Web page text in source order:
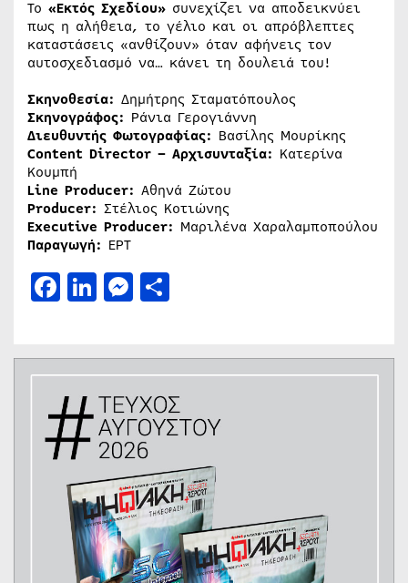
Το «Εκτός Σχεδίου» συνεχίζει να αποδεικνύει
πως η αλήθεια, το γέλιο και οι απρόβλεπτες
καταστάσεις «ανθίζουν» όταν αφήνεις τον
αυτοσχεδιασμό να… κάνει τη δουλειά του!
Σκηνοθεσία: Δημήτρης Σταματόπουλος
Σκηνογράφος: Ράνια Γερογιάννη
Διευθυντής Φωτογραφίας: Βασίλης Μουρίκης
Content Director – Αρχισυνταξία: Κατερίνα
Κουμπή
Line Producer: Αθηνά Ζώτου
Producer: Στέλιος Κοτιώνης
Executive Producer: Μαριλένα Χαραλαμποπούλου
Παραγωγή: ΕΡΤ
Facebook
LinkedIn
Messenger